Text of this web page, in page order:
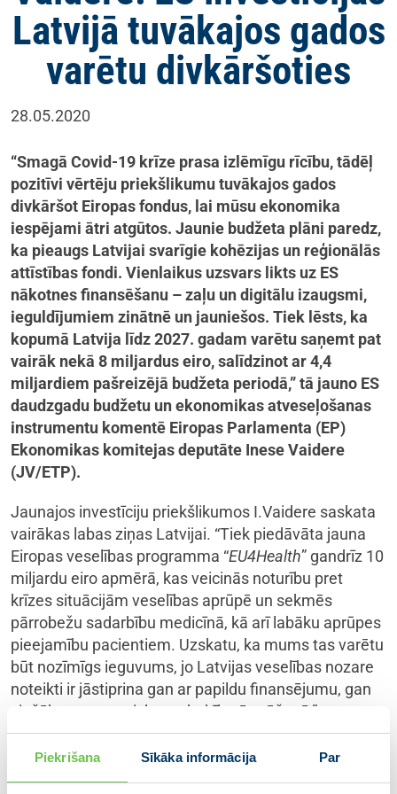
Piekrišana Sīkāka informācija Par
Latvijā tuvākajos gados
varētu divkāršoties
28.05.2020
“Smagā Covid-19 krīze prasa izlēmīgu rīcību, tādēļ
pozitīvi vērtēju priekšlikumu tuvākajos gados
divkāršot Eiropas fondus, lai mūsu ekonomika
iespējami ātri atgūtos. Jaunie budžeta plāni paredz,
ka pieaugs Latvijai svarīgie kohēzijas un reģionālās
attīstības fondi. Vienlaikus uzsvars likts uz ES
nākotnes finansēšanu – zaļu un digitālu izaugsmi,
ieguldījumiem zinātnē un jauniešos. Tiek lēsts, ka
kopumā Latvija līdz 2027. gadam varētu saņemt pat
vairāk nekā 8 miljardus eiro, salīdzinot ar 4,4
miljardiem pašreizējā budžeta periodā,” tā jauno ES
daudzgadu budžetu un ekonomikas atveseļošanas
instrumentu komentē Eiropas Parlamenta (EP)
Ekonomikas komitejas deputāte Inese Vaidere
(JV/ETP).
Jaunajos investīciju priekšlikumos I.Vaidere saskata
vairākas labas ziņas Latvijai. “Tiek piedāvāta jauna
Eiropas veselības programma “EU4Health” gandrīz 10
miljardu eiro apmērā, kas veicinās noturību pret
krīzes situācijām veselības aprūpē un sekmēs
pārrobežu sadarbību medicīnā, kā arī labāku aprūpes
pieejamību pacientiem. Uzskatu, ka mums tas varētu
būt nozīmīgs ieguvums, jo Latvijas veselības nozare
noteikti ir jāstiprina gan ar papildu finansējumu, gan
ciešāku starptautisku sadarbību ārstēšanā,” uzsver
I.Vaidere, kura strādā arī EP Vides un sabiedrības
veselības komitejā.